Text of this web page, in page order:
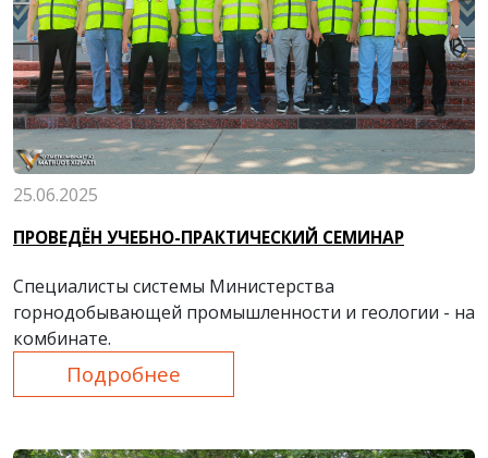
25.06.2025
ПРОВЕДЁН УЧЕБНО-ПРАКТИЧЕСКИЙ СЕМИНАР
Специалисты системы Министерства
горнодобывающей промышленности и геологии - на
комбинате.
Подробнее